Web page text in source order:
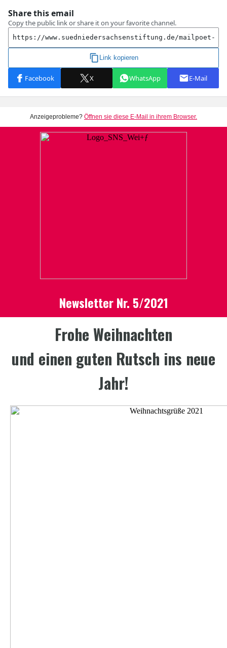
Anzeigeprobleme? Öffnen sie diese E-Mail in ihrem Browser.
Newsletter Nr. 5/2021
Frohe Weihnachten
und einen guten Rutsch ins neue
Jahr!